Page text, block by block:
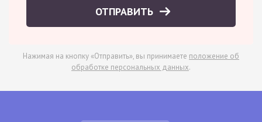
ОТПРАВИТЬ
Нажимая на кнопку «Отправить», вы принимаете положение об
обработке персональных данных.